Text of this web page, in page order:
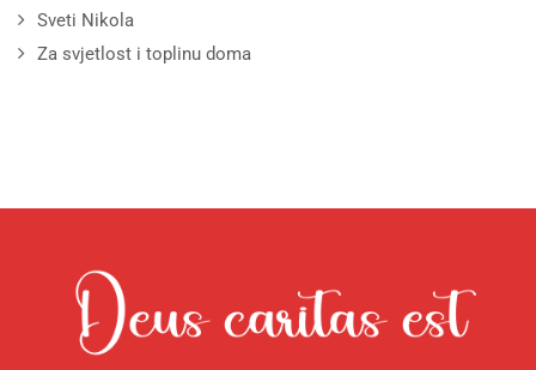
Sveti Nikola
Za svjetlost i toplinu doma